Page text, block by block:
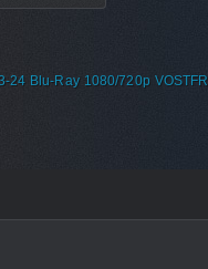
24 Blu-Ray 1080/720p VOSTFR